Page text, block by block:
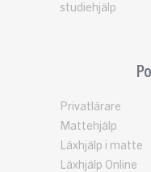
studiehjälp
Privatlärare
Mattehjälp
Läxhjälp i matte
Läxhjälp Online